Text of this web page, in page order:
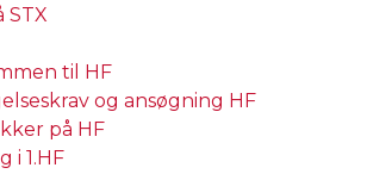
STX
til HF
og ansøgning HF
på HF
i 1.HF